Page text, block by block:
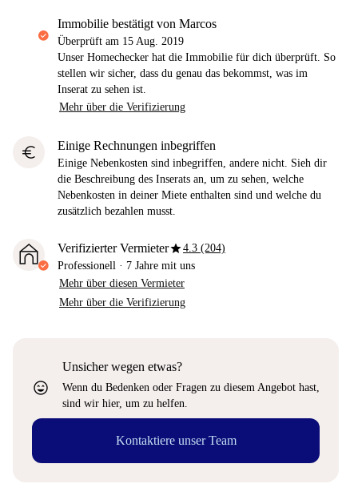
Immobilie bestätigt von Marcos
Überprüft am 15 Aug. 2019
Unser Homechecker hat die Immobilie für dich überprüft. So
stellen wir sicher, dass du genau das bekommst, was im
Inserat zu sehen ist.
Mehr über die Verifizierung
euro Einige Rechnungen inbegriffen
Einige Nebenkosten sind inbegriffen, andere nicht. Sieh dir
die Beschreibung des Inserats an, um zu sehen, welche
Nebenkosten in deiner Miete enthalten sind und welche du
zusätzlich bezahlen musst.
Verifizierter Vermieterstar4.3 (204)
Professionell · 7 Jahre mit uns
Mehr über diesen Vermieter
Mehr über die Verifizierung
sentiment_very_satisfied
Unsicher wegen etwas?
Wenn du Bedenken oder Fragen zu diesem Angebot hast,
sind wir hier, um zu helfen.
Kontaktiere unser Team